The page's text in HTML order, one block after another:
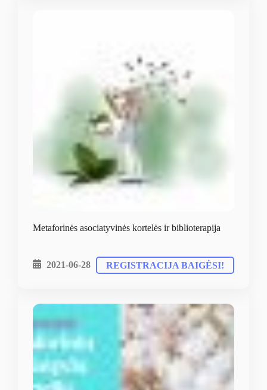
Metaforinės asociatyvinės kortelės ir biblioterapija
2021-06-28 REGISTRACIJA BAIGĖSI!